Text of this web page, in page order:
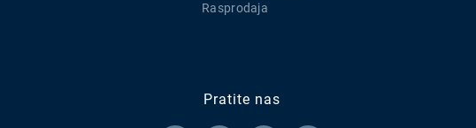
Rasprodaja
Pratite nas